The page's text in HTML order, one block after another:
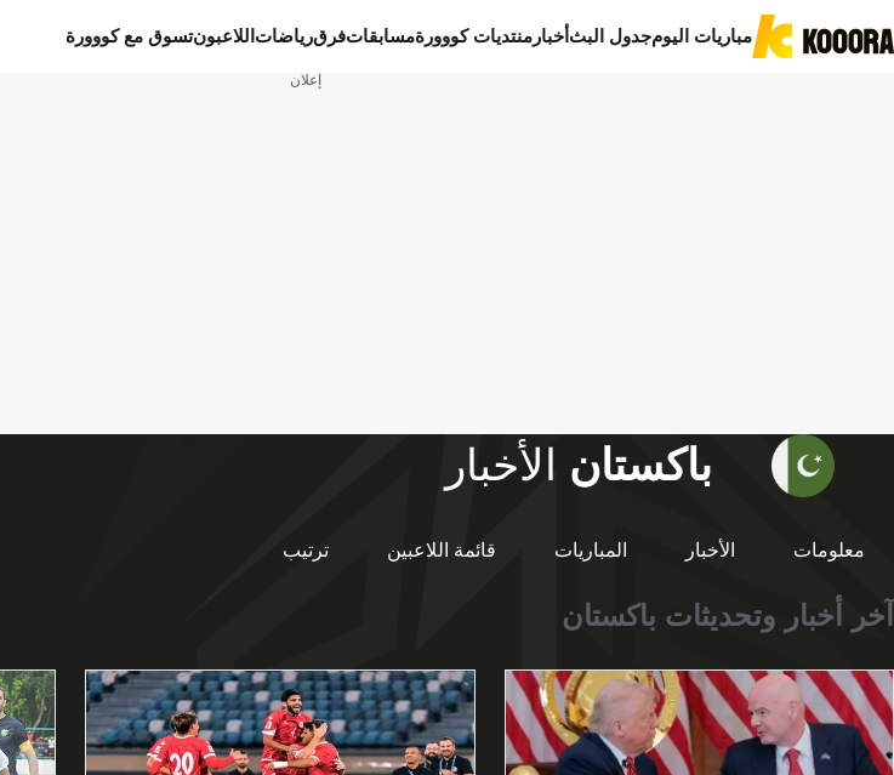
مباريات اليومجدول البثأخبار منتديات كووورةمسابقاتفرقرياضات اللاعبونتسوق مع كووورة
إعلان
باكستان الأخبار
معلومات الأخبار المباريات قائمة اللاعبين ترتيب
آخر أخبار وتحديثات باكستان